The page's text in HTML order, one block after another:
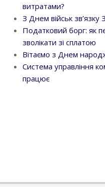
витратами?
З Днем військ зв’язку
Податковий борг: як
зволікати зі сплатою
Вітаємо з Днем
Система управління
працює